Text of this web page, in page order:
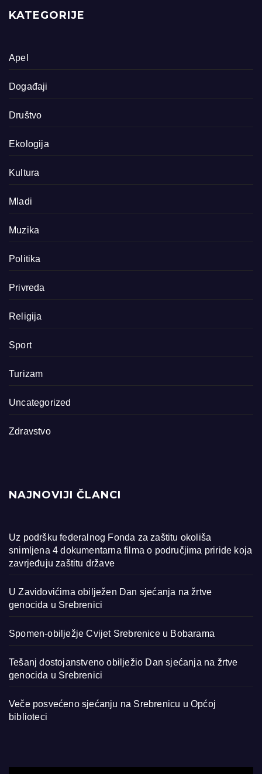
KATEGORIJE
Apel
Događaji
Društvo
Ekologija
Kultura
Mladi
Muzika
Politika
Privreda
Religija
Sport
Turizam
Uncategorized
Zdravstvo
NAJNOVIJI ČLANCI
Uz podršku federalnog Fonda za zaštitu okoliša
snimljena 4 dokumentarna filma o područjima priride koja
zavrjeđuju zaštitu države
U Zavidovićima obilježen Dan sjećanja na žrtve
genocida u Srebrenici
Spomen-obilježje Cvijet Srebrenice u Bobarama
Tešanj dostojanstveno obilježio Dan sjećanja na žrtve
genocida u Srebrenici
Veče posvećeno sjećanju na Srebrenicu u Općoj
biblioteci